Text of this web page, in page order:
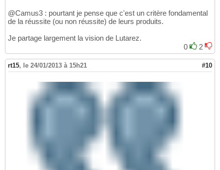
@Camus3 : pourtant je pense que c'est un critère fondamental
de la réussite (ou non réussite) de leurs produits.
Je partage largement la vision de Lutarez.
0
2
rt15, le 24/01/2013 à 15h21 #10